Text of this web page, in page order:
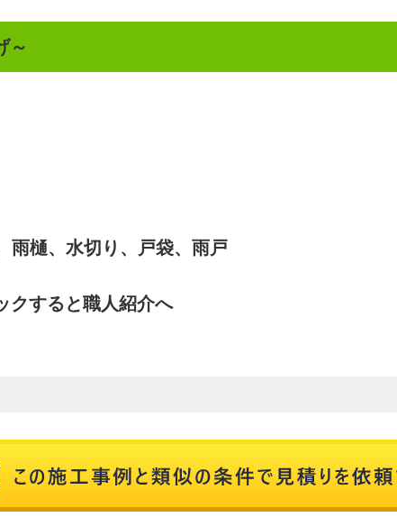
～
雨樋、水切り、戸袋、雨戸
クすると職人紹介へ